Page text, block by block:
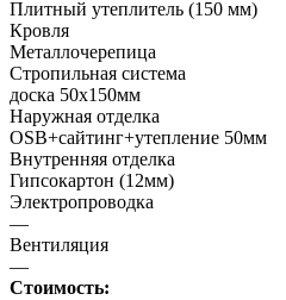
Плитный утеплитель (150 мм)
Кровля
Металлочерепица
Стропильная система
доска 50х150мм
Наружная отделка
OSB+сайтинг+утепление 50мм
Внутренняя отделка
Гипсокартон (12мм)
Электропроводка
—
Вентиляция
—
Стоимость: